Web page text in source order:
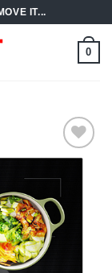
IT...
0
Wishlist